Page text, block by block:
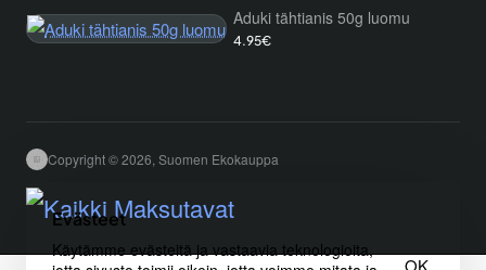
Evästeet
Käytämme evästeitä ja vastaavia teknologioita,
OK
Aduki tähtianis 50g luomu
4.95€
Copyright © 2026, Suomen Ekokauppa